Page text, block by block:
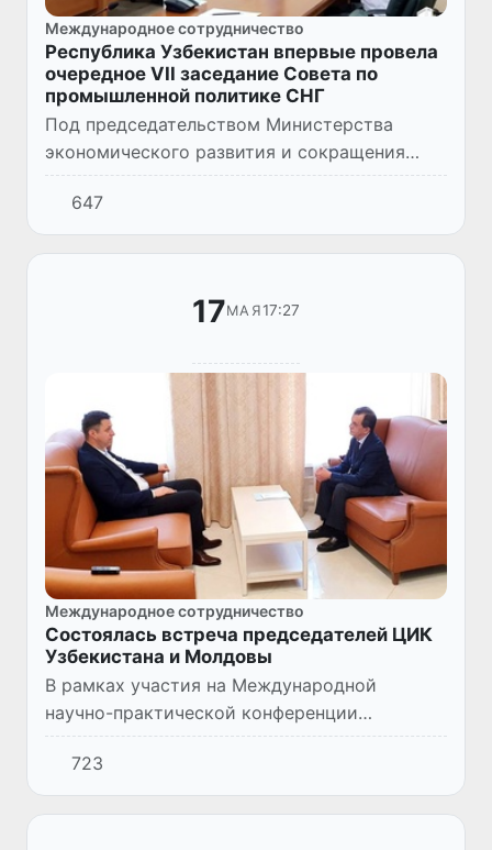
Международное сотрудничество
Республика Узбекистан впервые провела
очередное VII заседание Совета по
промышленной политике СНГ
Под председательством Министерства
экономического развития и сокращения
бедности Республики Узбекистан на днях в
формате видеоконференции было проведено
очередное VII заседание Сов...
647
17МАЯ17:27
Международное сотрудничество
Состоялась встреча председателей ЦИК
Узбекистана и Молдовы
В рамках участия на Международной
научно-практической конференции
«Технологии избирательного процесса и
мониторинга выборов», организованной
Секретариатом МПА СНГ в Санкт-
Петербург...
723